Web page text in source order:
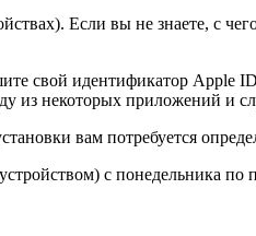
Если вы не знаете, с
свой идентификатор Apple
из некоторых приложений и
вам потребуется
с понедельника по